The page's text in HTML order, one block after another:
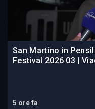
San Martino in
Festival 2026 03 |
5 ore fa